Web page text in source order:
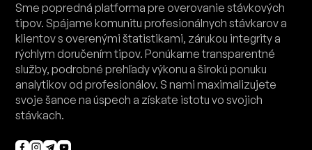
Sme popredná platforma pre overovanie stávkových
tipov. Spájame komunitu profesionálnych stávkarov a
klientov s overenými štatistikami, zárukou integrity a
rýchlym doručením tipov. Ponúkame transparentné
služby, podrobné prehľady výkonu a širokú ponuku
analytikov od profesionálov. S nami maximalizujete
svoje šance na úspech a získate istotu vo svojich
stávkach.